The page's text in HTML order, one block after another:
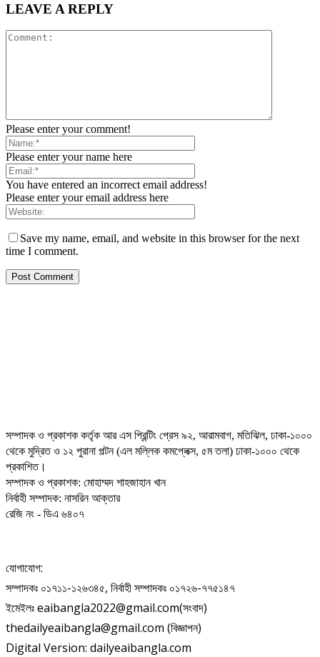
LEAVE A REPLY
Please enter your comment!
Please enter your name here
You have entered an incorrect email address!
Please enter your email address here
Save my name, email, and website in this browser for the next
time I comment.
সম্পাদক ও প্রকাশক কর্তৃক আর এস প্রিন্টিং প্রেস ৯২, আরামবাগ, মতিঝিল, ঢাকা-১০০০
থেকে মুদ্রিত ও ১২ পুরানা পল্টন (এল মল্লিক কমপ্লেক্স, ৫ম তলা) ঢাকা-১০০০ থেকে
প্রকাশিত।
সম্পাদক ও প্রকাশক: মোহাম্মদ শাহজাহান খান
নির্বাহী সম্পাদক: নাসরিন আক্তার
রেজি নং - ডিএ ৬৪০৭
যোগাযোগ:
সম্পাদকঃ ০১৭১১-১২৬৩৪৫, নির্বাহী সম্পাদকঃ ০১৭২৬-৭৭৫১৪৭
ইমেইলঃ eaibangla2022@gmail.com(সংবাদ)
thedailyeaibangla@gmail.com (বিজ্ঞাপন)
Digital Version: dailyeaibangla.com